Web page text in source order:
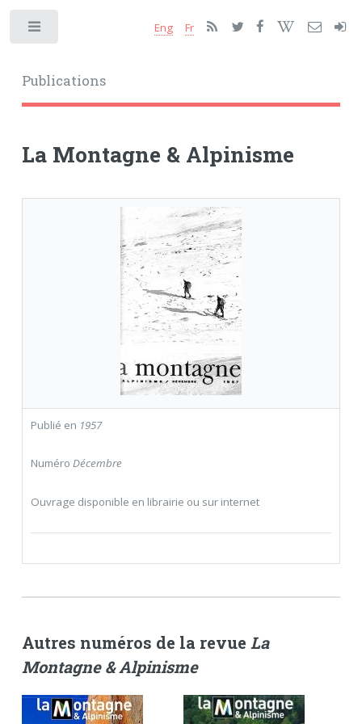
Publications
Eng Fr
La Montagne & Alpinisme
Publié en 1957
Numéro Décembre
Ouvrage disponible en librairie ou sur internet
Autres numéros de la revue La
Montagne & Alpinisme